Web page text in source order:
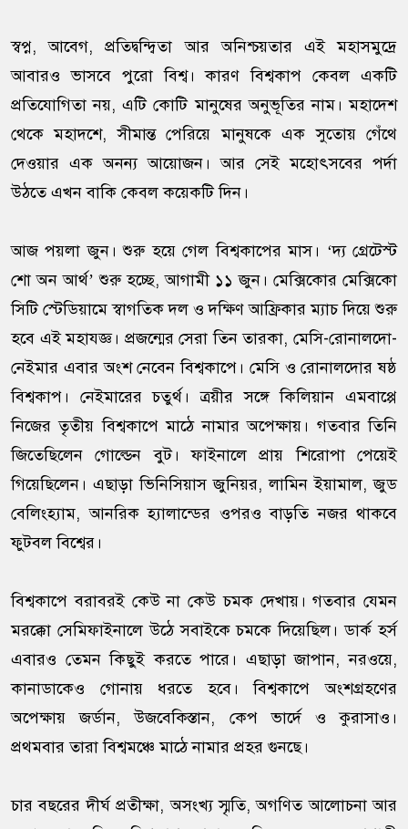
স্বপ্ন, আবেগ, প্রতিদ্বন্দ্বিতা আর অনিশ্চয়তার এই মহাসমুদ্রে
আবারও ভাসবে পুরো বিশ্ব। কারণ বিশ্বকাপ কেবল একটি
প্রতিযোগিতা নয়, এটি কোটি মানুষের অনুভূতির নাম। মহাদেশ
থেকে মহাদশে, সীমান্ত পেরিয়ে মানুষকে এক সুতোয় গেঁথে
দেওয়ার এক অনন্য আয়োজন। আর সেই মহোৎসবের পর্দা
উঠতে এখন বাকি কেবল কয়েকটি দিন।
আজ পয়লা জুন। শুরু হয়ে গেল বিশ্বকাপের মাস। ‘দ্য গ্রেটেস্ট
শো অন আর্থ’ শুরু হচ্ছে, আগামী ১১ জুন। মেক্সিকোর মেক্সিকো
সিটি স্টেডিয়ামে স্বাগতিক দল ও দক্ষিণ আফ্রিকার ম্যাচ দিয়ে শুরু
হবে এই মহাযজ্ঞ। প্রজন্মের সেরা তিন তারকা, মেসি-রোনালদো-
নেইমার এবার অংশ নেবেন বিশ্বকাপে। মেসি ও রোনালদোর ষষ্ঠ
বিশ্বকাপ। নেইমারের চতুর্থ। ত্রয়ীর সঙ্গে কিলিয়ান এমবাপ্পে
নিজের তৃতীয় বিশ্বকাপে মাঠে নামার অপেক্ষায়। গতবার তিনি
জিতেছিলেন গোল্ডেন বুট। ফাইনালে প্রায় শিরোপা পেয়েই
গিয়েছিলেন। এছাড়া ভিনিসিয়াস জুনিয়র, লামিন ইয়ামাল, জুড
বেলিংহ্যাম, আনরিক হ্যালান্ডের ওপরও বাড়তি নজর থাকবে
ফুটবল বিশ্বের।
বিশ্বকাপে বরাবরই কেউ না কেউ চমক দেখায়। গতবার যেমন
মরক্কো সেমিফাইনালে উঠে সবাইকে চমকে দিয়েছিল। ডার্ক হর্স
এবারও তেমন কিছুই করতে পারে। এছাড়া জাপান, নরওয়ে,
কানাডাকেও গোনায় ধরতে হবে। বিশ্বকাপে অংশগ্রহণের
অপেক্ষায় জর্ডান, উজবেকিস্তান, কেপ ভার্দে ও কুরাসাও।
প্রথমবার তারা বিশ্বমঞ্চে মাঠে নামার প্রহর গুনছে।
চার বছরের দীর্ঘ প্রতীক্ষা, অসংখ্য স্মৃতি, অগণিত আলোচনা আর